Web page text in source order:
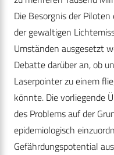
Die Besorgnis der
der gewaltigen
Umständen ausgesetzt
Debatte darüber an, ob
Laserpointer zu einem
könnte. Die vorliegende
des Problems auf der
epidemiologisch
Gefährdungspotential